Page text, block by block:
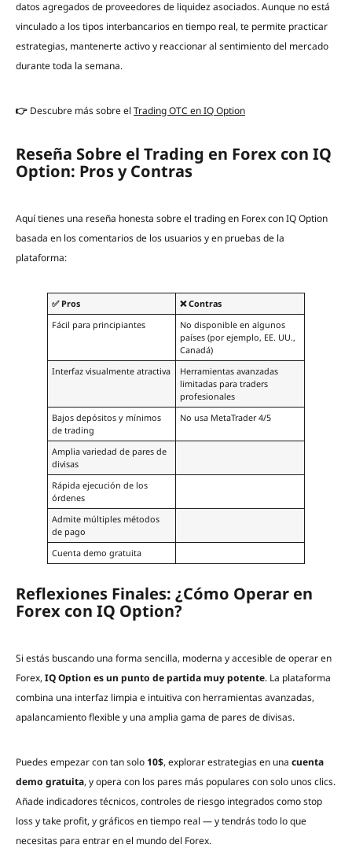
datos agregados de proveedores de liquidez asociados. Aunque no está
vinculado a los tipos interbancarios en tiempo real, te permite practicar
estrategias, mantenerte activo y reaccionar al sentimiento del mercado
durante toda la semana.
👉 Descubre más sobre el Trading OTC en IQ Option
Reseña Sobre el Trading en Forex con IQ
Option: Pros y Contras
Aquí tienes una reseña honesta sobre el trading en Forex con IQ Option
basada en los comentarios de los usuarios y en pruebas de la
plataforma:
✅ Pros
❌ Contras
Fácil para principiantes
No disponible en algunos
países (por ejemplo, EE. UU.,
Canadá)
Interfaz visualmente atractiva
Herramientas avanzadas
limitadas para traders
profesionales
Bajos depósitos y mínimos
de trading
No usa MetaTrader 4/5
Amplia variedad de pares de
divisas
Rápida ejecución de los
órdenes
Admite múltiples métodos
de pago
Cuenta demo gratuita
Reflexiones Finales: ¿Cómo Operar en
Forex con IQ Option?
Si estás buscando una forma sencilla, moderna y accesible de operar en
Forex, IQ Option es un punto de partida muy potente. La plataforma
combina una interfaz limpia e intuitiva con herramientas avanzadas,
apalancamiento flexible y una amplia gama de pares de divisas.
Puedes empezar con tan solo 10$, explorar estrategias en una cuenta
demo gratuita, y opera con los pares más populares con solo unos clics.
Añade indicadores técnicos, controles de riesgo integrados como stop
loss y take profit, y gráficos en tiempo real — y tendrás todo lo que
necesitas para entrar en el mundo del Forex.